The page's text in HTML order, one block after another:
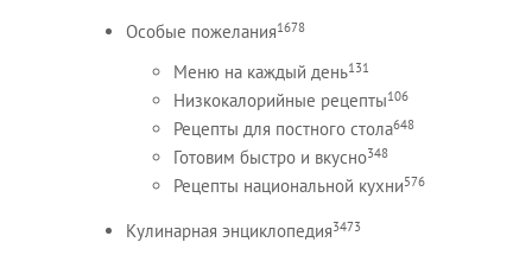
Особые пожелания1678
Меню на каждый день131
Низкокалорийные рецепты106
Рецепты для постного стола648
Готовим быстро и вкусно348
Рецепты национальной кухни576
Кулинарная энциклопедия3473